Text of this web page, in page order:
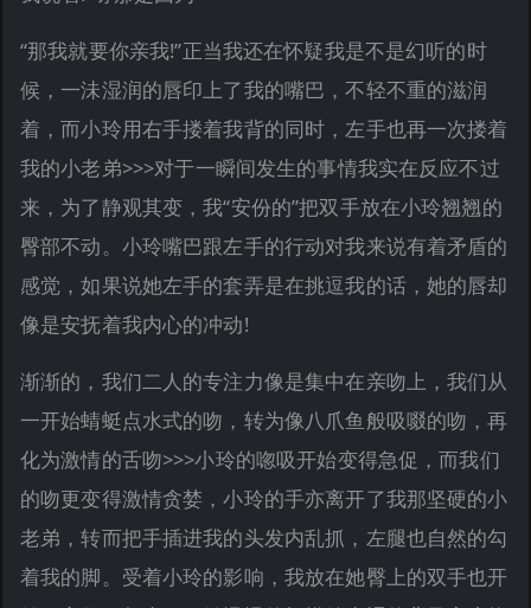
“那我就要你亲我!”正当我还在怀疑我是不是幻听的时
候，一沬湿润的唇印上了我的嘴巴，不轻不重的滋润
着，而小玲用右手搂着我背的同时，左手也再一次搂着
我的小老弟>>>对于一瞬间发生的事情我实在反应不过
来，为了静观其变，我“安份的”把双手放在小玲翘翘的
臀部不动。小玲嘴巴跟左手的行动对我来说有着矛盾的
感觉，如果说她左手的套弄是在挑逗我的话，她的唇却
像是安抚着我内心的冲动!
渐渐的，我们二人的专注力像是集中在亲吻上，我们从
一开始蜻蜓点水式的吻，转为像八爪鱼般吸啜的吻，再
化为激情的舌吻>>>小玲的唿吸开始变得急促，而我们
的吻更变得激情贪婪，小玲的手亦离开了我那坚硬的小
老弟，转而把手插进我的头发内乱抓，左腿也自然的勾
着我的脚。受着小玲的影响，我放在她臀上的双手也开